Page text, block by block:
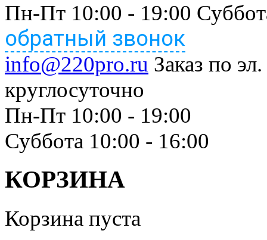
Пн-Пт 10:00 - 19:00
обратный звонок
info@220pro.ru Заказ по
круглосуточно
Пн-Пт 10:00 - 19:00
Суббота 10:00 - 16:00
КОРЗИНА
Корзина пуста